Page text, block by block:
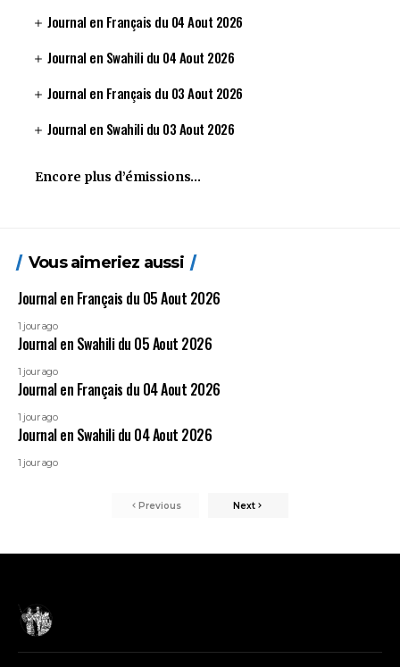
Journal en Français du 04 Aout 2026
Journal en Swahili du 04 Aout 2026
Journal en Français du 03 Aout 2026
Journal en Swahili du 03 Aout 2026
Encore plus d’émissions…
Vous aimeriez aussi
Journal en Français du 05 Aout 2026
1 jour ago
Journal en Swahili du 05 Aout 2026
1 jour ago
Journal en Français du 04 Aout 2026
1 jour ago
Journal en Swahili du 04 Aout 2026
1 jour ago
Previous Next